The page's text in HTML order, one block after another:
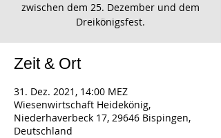
zwischen dem 25. Dezember und dem
Dreikönigsfest.
Zeit & Ort
31. Dez. 2021, 14:00 MEZ
Wiesenwirtschaft Heidekönig,
Niederhaverbeck 17, 29646 Bispingen,
Deutschland